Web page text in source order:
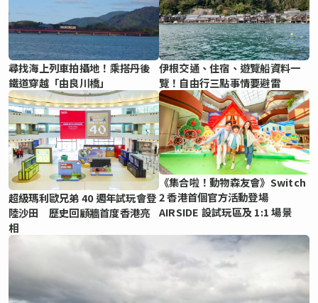
尋找海上列車拍攝地！乘搭丹後
鐵道穿越「由良川橋」
伊根交通、住宿、遊覽船資料一
覽！自由行三點事情要避雷
超級瑪利歐兄弟 40 週年試玩會登
陸沙田 歷史回顧牆首度香港亮
相
《集合啦！動物森友會》Switch
2 香港首個官方活動登場
AIRSIDE 設試玩區及 1:1 場景